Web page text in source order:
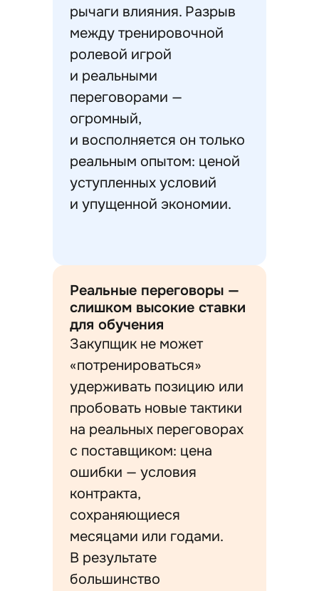
рычаги влияния. Разрыв
между тренировочной
ролевой игрой
и реальными
переговорами —
огромный,
и восполняется он только
реальным опытом: ценой
уступленных условий
и упущенной экономии.
Реальные переговоры —
слишком высокие ставки
для обучения
Закупщик не может
«потренироваться»
удерживать позицию или
пробовать новые тактики
на реальных переговорах
с поставщиком: цена
ошибки — условия
контракта,
сохраняющиеся
месяцами или годами.
В результате
большинство